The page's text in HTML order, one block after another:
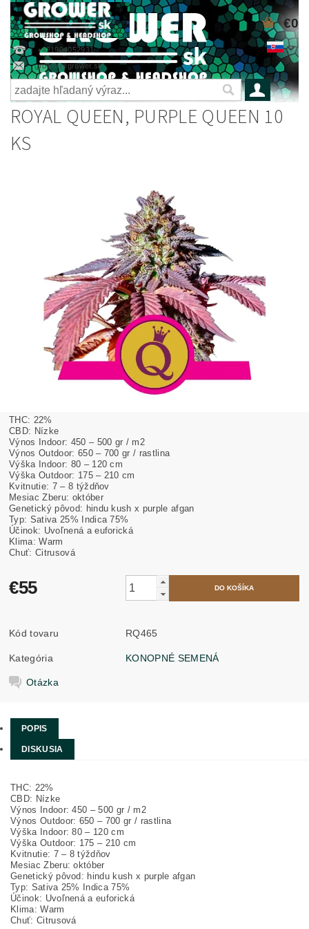
+421904052931
grower@grower.sk
€0
ROYAL QUEEN, PURPLE QUEEN 10
KS
THC: 22%
CBD: Nízke
Výnos Indoor: 450 – 500 gr / m2
Výnos Outdoor: 650 – 700 gr / rastlina
Výška Indoor: 80 – 120 cm
Výška Outdoor: 175 – 210 cm
Kvitnutie: 7 – 8 týždňov
Mesiac Zberu: október
Genetický pôvod: hindu kushx purple afgan
Typ: Sativa 25% Indica 75%
Účinok: Uvoľnená a euforická
Klima: Warm
Chuť: Citrusová
€55
Kód tovaru RQ465
Kategória KONOPNÉ SEMENÁ
Otázka
POPIS
DISKUSIA
THC: 22%
CBD: Nízke
Výnos Indoor: 450 – 500 gr / m2
Výnos Outdoor: 650 – 700 gr / rastlina
Výška Indoor: 80 – 120 cm
Výška Outdoor: 175 – 210 cm
Kvitnutie: 7 – 8 týždňov
Mesiac Zberu: október
Genetický pôvod: hindu kush x purple afgan
Typ: Sativa 25% Indica 75%
Účinok: Uvoľnená a euforická
Klima: Warm
Chuť: Citrusová